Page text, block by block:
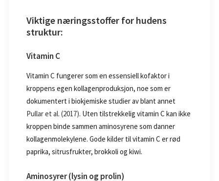
Viktige næringsstoffer for hudens
struktur:
Vitamin C
Vitamin C fungerer som en essensiell kofaktor i
kroppens egen kollagenproduksjon, noe som er
dokumentert i biokjemiske studier av blant annet
Pullar et al. (2017). Uten tilstrekkelig vitamin C kan ikke
kroppen binde sammen aminosyrene som danner
kollagenmolekylene. Gode kilder til vitamin C er rød
paprika, sitrusfrukter, brokkoli og kiwi.
Aminosyrer (lysin og prolin)